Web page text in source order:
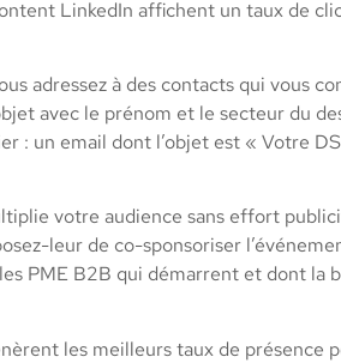
LinkedIn affichent un taux de
adressez à des contacts qui vous
avec le prénom et le secteur du
: un email dont l’objet est « Votre
votre audience sans effort
leur de co-sponsoriser
PME B2B qui démarrent et dont la
les meilleurs taux de présence